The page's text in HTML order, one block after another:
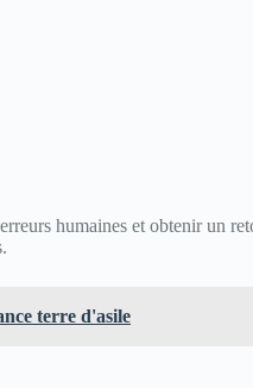
humaines et obtenir un
terre d'asile